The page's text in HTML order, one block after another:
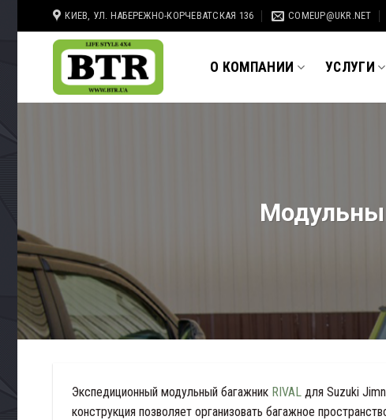
to
content
КИЕВ, УЛ. НАБЕРЕЖНО-КОРЧЕВАТСКАЯ 136 COMEUP@UKR.NET
О КОМПАНИИ УСЛУГИ
Экспедиционный модульный багажник RIVAL для Suzuki
конструкция позволяет организовать багажное